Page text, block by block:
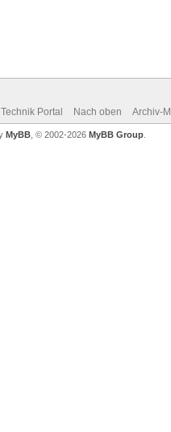
Portal Nach oben Archiv-
MyBB , © 2002-2026 MyBB Group